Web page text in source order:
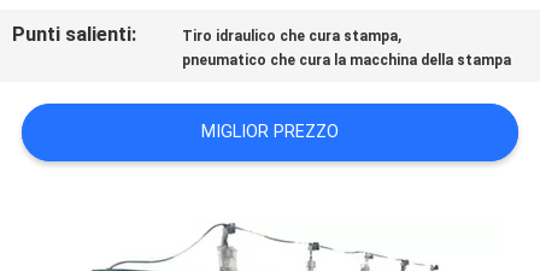
POLICY
Punti salienti: Tiro idraulico che cura stampa,
pneumatico che cura la macchina della stampa
MIGLIOR PREZZO